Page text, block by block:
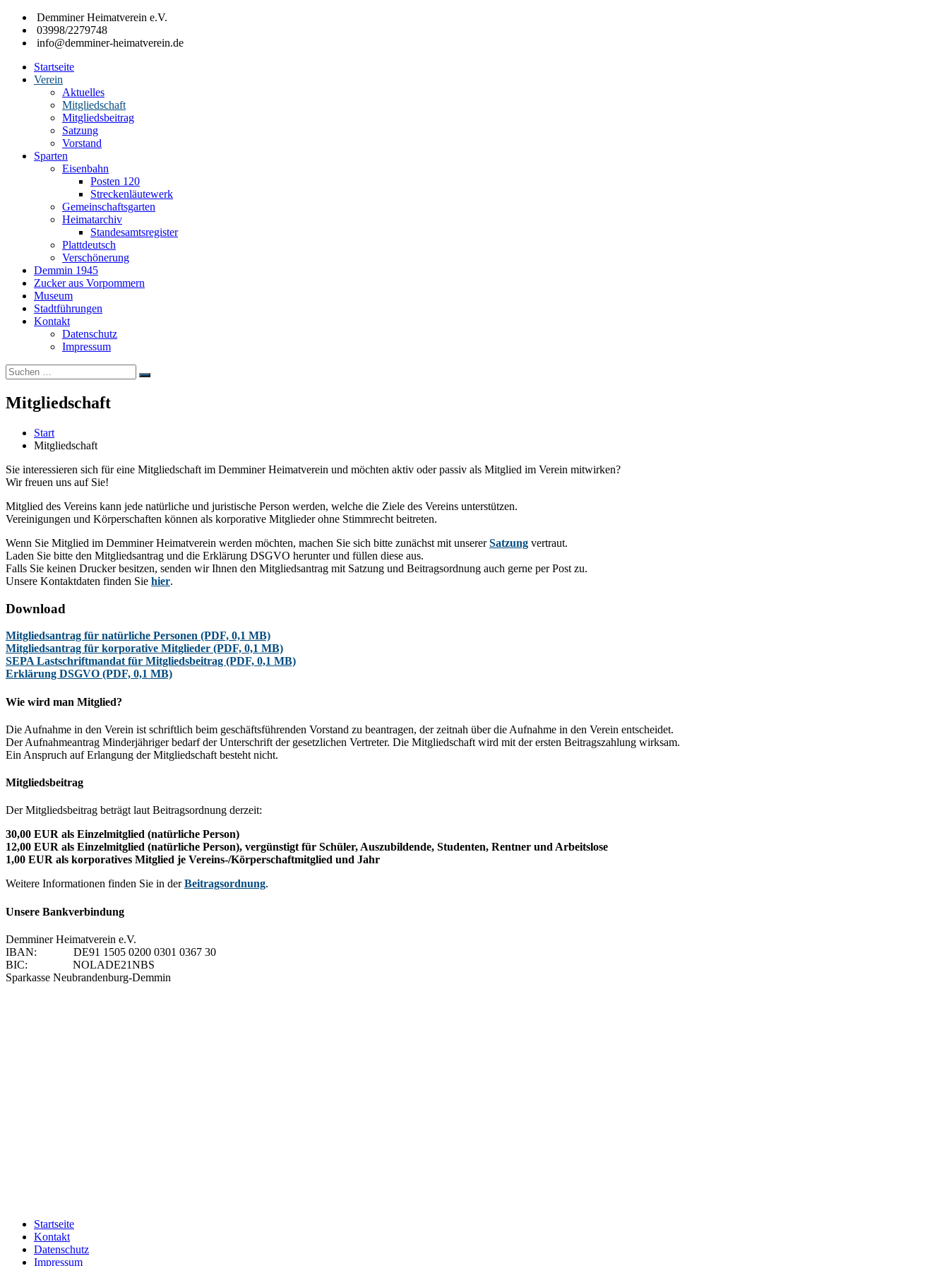
Zum
Inhalt
springen
Demminer Heimatverein e.V.
03998/2279748
info@demminer-heimatverein.de
Demminer
Heimatverein
Förderung
Heimatkunde
Heimatpflege
Hansestadt
umliegenden
Startseite
Verein
Aktuelles
Mitgliedschaft
Mitgliedsbeitrag
Satzung
Vorstand
Sparten
Eisenbahn
Posten 120
Streckenläutewerk
Gemeinschaftsgarten
Heimatarchiv
Standesamtsregister
Plattdeutsch
Verschönerung
Demmin 1945
Zucker aus Vorpommern
Museum
Stadtführungen
Kontakt
Datenschutz
Impressum
Suchen
nach:
Suchen
Mitgliedschaft
Start
Mitgliedschaft
Sie interessieren sich für eine Mitgliedschaft im Demminer Heimatverein und möchten aktiv oder passiv als Mitglied im Verein mitwirken?
Wir freuen uns auf Sie!
Mitglied des Vereins kann jede natürliche und juristische Person werden, welche die Ziele des Vereins unterstützen.
Vereinigungen und Körperschaften können als korporative Mitglieder ohne Stimmrecht beitreten.
Wenn Sie Mitglied im Demminer Heimatverein werden möchten, machen Sie sich bitte zunächst mit unsererSatzung vertraut.
Laden Sie bitte den Mitgliedsantrag und die Erklärung DSGVO herunter und füllen diese aus.
Falls Sie keinen Drucker besitzen, senden wir Ihnen den Mitgliedsantrag mit Satzung und Beitragsordnung auch gerne per Post zu.
Unsere Kontaktdaten finden Sie hier.
Download
Mitgliedsantrag für natürliche Personen (PDF, 0,1 MB)
Mitgliedsantrag für korporative Mitglieder (PDF, 0,1 MB)
SEPA Lastschriftmandat für Mitgliedsbeitrag (PDF, 0,1 MB)
Erklärung DSGVO (PDF, 0,1 MB)
Wie wird man Mitglied?
Die Aufnahme in den Verein ist schriftlich beim geschäftsführenden Vorstand zu beantragen, der zeitnah über die Aufnahme in den Verein entscheidet.
Der Aufnahmeantrag Minderjähriger bedarf der Unterschrift der gesetzlichen Vertreter. Die Mitgliedschaft wird mit der ersten Beitragszahlung wirksam.
Ein Anspruch auf Erlangung der Mitgliedschaft besteht nicht.
Mitgliedsbeitrag
Der Mitgliedsbeitrag beträgt laut Beitragsordnung derzeit:
30,00 EUR als Einzelmitglied (natürliche Person)
12,00 EUR als Einzelmitglied (natürliche Person), vergünstigt für Schüler, Auszubildende, Studenten, Rentner und Arbeitslose
1,00 EUR als korporatives Mitglied je Vereins-/Körperschaftmitglied und Jahr
Weitere Informationen finden Sie in derBeitragsordnung.
Unsere Bankverbindung
Demminer Heimatverein e.V.
IBAN: DE91 1505 0200 0301 0367 30
BIC: NOLADE21NBS
Sparkasse Neubrandenburg-Demmin
Startseite
Kontakt
Datenschutz
Impressum